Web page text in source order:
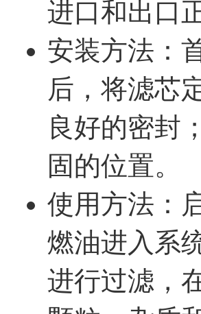
进口和出口
安装方法：
后，将滤芯
良好的密封
固的位置。
使用方法：
燃油进入系
进行过滤，